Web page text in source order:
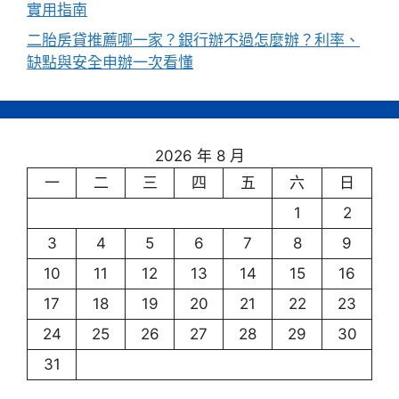
實用指南
二胎房貸推薦哪一家？銀行辦不過怎麼辦？利率、
缺點與安全申辦一次看懂
2026 年 8 月
一
二 三 四 五 六
日
1
2
3
4 5 6 7 8
9
10
11 12 13 14 15
16
17
18 19 20 21 22
23
24
25 26 27 28 29
30
31